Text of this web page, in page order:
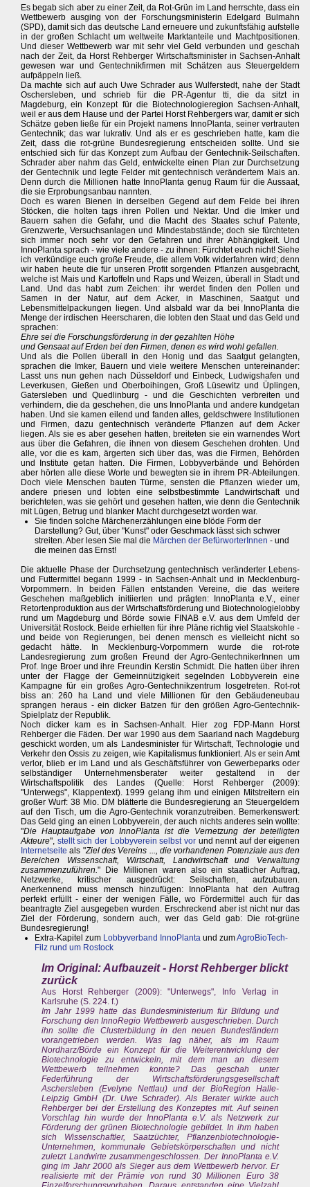
Es begab sich aber zu einer Zeit, da Rot-Grün im Land herrschte, dass ein
Wettbewerb ausging von der Forschungsministerin Edelgard Bulmahn
(SPD), damit sich das deutsche Land erneuere und zukunftsfähig aufstelle
in der großen Schlacht um weltweite Marktanteile und Machtpositionen.
Und dieser Wettbewerb war mit sehr viel Geld verbunden und geschah
nach der Zeit, da Horst Rehberger Wirtschaftsminister in Sachsen-Anhalt
gewesen war und Gentechnikfirmen mit Schätzen aus Steuergeldern
aufpäppeln ließ.
Da machte sich auf auch Uwe Schrader aus Wulferstedt, nahe der Stadt
Oschersleben, und schrieb für die PR-Agentur tti, die da sitzt in
Magdeburg, ein Konzept für die Biotechnologieregion Sachsen-Anhalt,
weil er aus dem Hause und der Partei Horst Rehbergers war, damit er sich
Schätze geben ließe für ein Projekt namens InnoPlanta, seiner vertrauten
Gentechnik; das war lukrativ. Und als er es geschrieben hatte, kam die
Zeit, dass die rot-grüne Bundesregierung entscheiden sollte. Und sie
entschied sich für das Konzept zum Aufbau der Gentechnik-Seilschaften.
Schrader aber nahm das Geld, entwickelte einen Plan zur Durchsetzung
der Gentechnik und legte Felder mit gentechnisch verändertem Mais an.
Denn durch die Millionen hatte InnoPlanta genug Raum für die Aussaat,
die sie Erprobungsanbau nannten.
Doch es waren Bienen in derselben Gegend auf dem Felde bei ihren
Stöcken, die holten tags ihren Pollen und Nektar. Und die Imker und
Bauern sahen die Gefahr, und die Macht des Staates schuf Patente,
Grenzwerte, Versuchsanlagen und Mindestabstände; doch sie fürchteten
sich immer noch sehr vor den Gefahren und ihrer Abhängigkeit. Und
InnoPlanta sprach - wie viele andere - zu ihnen: Fürchtet euch nicht! Siehe
ich verkündige euch große Freude, die allem Volk widerfahren wird; denn
wir haben heute die für unseren Profit sorgenden Pflanzen ausgebracht,
welche ist Mais und Kartoffeln und Raps und Weizen, überall in Stadt und
Land. Und das habt zum Zeichen: ihr werdet finden den Pollen und
Samen in der Natur, auf dem Acker, in Maschinen, Saatgut und
Lebensmittelpackungen liegen. Und alsbald war da bei InnoPlanta die
Menge der irdischen Heerscharen, die lobten den Staat und das Geld und
sprachen:
Ehre sei die Forschungsförderung in der gezahlten Höhe
und Gensaat auf Erden bei den Firmen, denen es wird wohl gefallen.
Und als die Pollen überall in den Honig und das Saatgut gelangten,
sprachen die Imker, Bauern und viele weitere Menschen untereinander:
Lasst uns nun gehen nach Düsseldorf und Einbeck, Ludwigshafen und
Leverkusen, Gießen und Oberboihingen, Groß Lüsewitz und Üplingen,
Gatersleben und Quedlinburg - und die Geschichten verbreiten und
verhindern, die da geschehen, die uns InnoPlanta und andere kundgetan
haben. Und sie kamen eilend und fanden alles, geldschwere Institutionen
und Firmen, dazu gentechnisch veränderte Pflanzen auf dem Acker
liegen. Als sie es aber gesehen hatten, breiteten sie ein warnendes Wort
aus über die Gefahren, die ihnen von diesem Geschehen drohten. Und
alle, vor die es kam, ärgerten sich über das, was die Firmen, Behörden
und Institute getan hatten. Die Firmen, Lobbyverbände und Behörden
aber hörten alle diese Worte und bewegten sie in ihrem PR-Abteilungen.
Doch viele Menschen bauten Türme, sensten die Pflanzen wieder um,
andere priesen und lobten eine selbstbestimmte Landwirtschaft und
berichteten, was sie gehört und gesehen hatten, wie denn die Gentechnik
mit Lügen, Betrug und blanker Macht durchgesetzt worden war.
Sie finden solche Märchenerzählungen eine blöde Form der
Darstellung? Gut, über "Kunst" oder Geschmack lässt sich schwer
streiten. Aber lesen Sie mal die Märchen der BefürworterInnen - und
die meinen das Ernst!
Die aktuelle Phase der Durchsetzung gentechnisch veränderter Lebens-
und Futtermittel begann 1999 - in Sachsen-Anhalt und in Mecklenburg-
Vorpommern. In beiden Fällen entstanden Vereine, die das weitere
Geschehen maßgeblich initiierten und prägten: InnoPlanta e.V., einer
Retortenproduktion aus der Wirtschaftsförderung und Biotechnologielobby
rund um Magdeburg und Börde sowie FINAB e.V. aus dem Umfeld der
Universität Rostock. Beide erhielten für ihre Pläne richtig viel Staatskohle -
und beide von Regierungen, bei denen mensch es vielleicht nicht so
gedacht hätte. In Mecklenburg-Vorpommern wurde die rot-rote
Landesregierung zum großen Freund der Agro-GentechnikerInnen um
Prof. Inge Broer und ihre Freundin Kerstin Schmidt. Die hatten über ihren
unter der Flagge der Gemeinnützigkeit segelnden Lobbyverein eine
Kampagne für ein großes Agro-Gentechnikzentrum losgetreten. Rot-rot
biss an: 260 ha Land und viele Millionen für den Gebäudeneubau
sprangen heraus - ein dicker Batzen für den größen Agro-Gentechnik-
Spielplatz der Republik.
Noch dicker kam es in Sachsen-Anhalt. Hier zog FDP-Mann Horst
Rehberger die Fäden. Der war 1990 aus dem Saarland nach Magdeburg
geschickt worden, um als Landesminister für Wirtschaft, Technologie und
Verkehr den Ossis zu zeigen, wie Kapitalismus funktioniert. Als er sein Amt
verlor, blieb er im Land und als Geschäftsführer von Gewerbeparks oder
selbständiger Unternehmensberater weiter gestaltend in der
Wirtschaftspolitik des Landes (Quelle: Horst Rehberger (2009):
"Unterwegs", Klappentext). 1999 gelang ihm und einigen Mitstreitern ein
großer Wurf: 38 Mio. DM blätterte die Bundesregierung an Steuergeldern
auf den Tisch, um die Agro-Gentechnik voranzutreiben. Bemerkenswert:
Das Geld ging an einen Lobbyverein, der auch nichts anderes sein wollte:
"Die Hauptaufgabe von InnoPlanta ist die Vernetzung der beteiligten
Akteure", stellt sich der Lobbyverein selbst vorund nennt auf der eigenen
Internetseite als "Ziel des Vereins ..., die vorhandenen Potenziale aus den
Bereichen Wissenschaft, Wirtschaft, Landwirtschaft und Verwaltung
zusammenzuführen." Die Millionen waren also ein staatlicher Auftrag,
Netzwerke, kritischer ausgedrückt: Seilschaften, aufzubauen.
Anerkennend muss mensch hinzufügen: InnoPlanta hat den Auftrag
perfekt erfüllt - einer der wenigen Fälle, wo Fördermittel auch für das
beantragte Ziel ausgegeben wurden. Erschreckend aber ist nicht nur das
Ziel der Förderung, sondern auch, wer das Geld gab: Die rot-grüne
Bundesregierung!
Extra-Kapitel zum Lobbyverband InnoPlanta und zumAgroBioTech-
Filz rund um Rostock
Im Original: Aufbauzeit - Horst Rehberger blickt
zurück
Aus Horst Rehberger (2009): "Unterwegs", Info Verlag in
Karlsruhe (S. 224. f.)
Im Jahr 1999 hatte das Bundesministerium für Bildung und
Forschung den InnoRegio Wettbewerb ausgeschrieben. Durch
ihn sollte die Clusterbildung in den neuen Bundesländern
vorangetrieben werden. Was lag näher, als im Raum
Nordharz/Börde ein Konzept für die Weiterentwicklung der
Biotechnologie zu entwickeln, mit dem man an diesem
Wettbewerb teilnehmen konnte? Das geschah unter
Federführung der Wirtschaftsförderungsgesellschaft
Aschersleben (Evelyne Nettlau) und der BioRegion Halle-
Leipzig GmbH (Dr. Uwe Schrader). Als Berater wirkte auch
Rehberger bei der Erstellung des Konzeptes mit. Auf seinen
Vorschlag hin wurde der InnoPlanta e.V. als Netzwerk zur
Förderung der grünen Biotechnologie gebildet. In ihm haben
sich Wissenschaftler, Saatzüchter, Pflanzenbiotechnologie-
Unternehmen, kommunale Gebietskörperschaften und nicht
zuletzt Landwirte zusammengeschlossen. Der InnoPlanta e.V.
ging im Jahr 2000 als Sieger aus dem Wettbewerb hervor. Er
realisierte mit der Prämie von rund 30 Millionen Euro 38